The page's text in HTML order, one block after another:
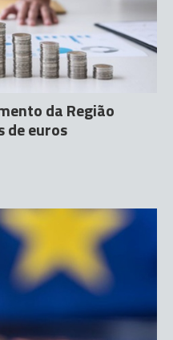
da Região
de euros